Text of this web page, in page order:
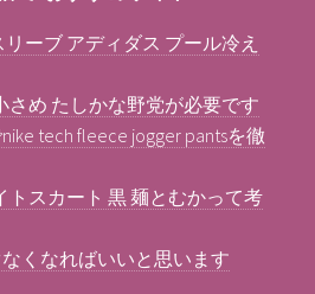
ーブ アディダス プール冷え
さめ たしかな野党が必要です
tech fleece jogger pantsを徹
トスカート 黒 麺とむかって考
くなればいいと思います